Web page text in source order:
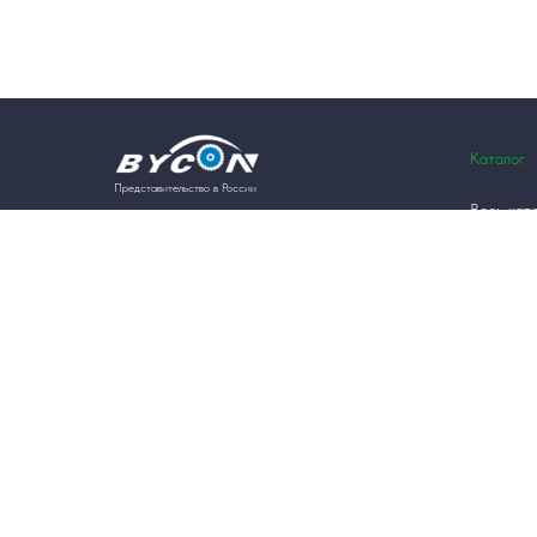
Представительство в России
Каталог
Весь